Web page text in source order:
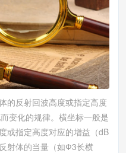
的反射回波高度或指定高度
变化的规律。横坐标一般是
或指定高度对应的增益（dB
射体的当量（如Ф3长横